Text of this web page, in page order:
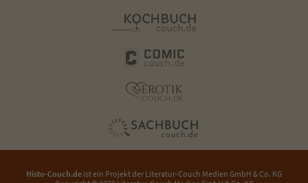
Histo-Couch.de ist ein Projekt der Literatur-Couch Medien GmbH & Co. KG